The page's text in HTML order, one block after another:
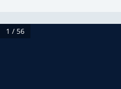
1 / 56